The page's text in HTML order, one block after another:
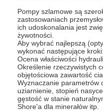
Produkty
Filmy
Pokaz VR
O nas
Wycieczka po fabryce
Pompy szlamowe są
zastosowaniach
ich udoskonalania jest
żywotności.
Aby wybrać najlepszą
wykonać następujące kroki:
Ocena właściwości
Określenie rzeczywistych
objętościowa zawartość
Wyznaczanie parametrów
uziarnienie, stopień
gęstość w stanie
Shore'a dla minerałów itp.